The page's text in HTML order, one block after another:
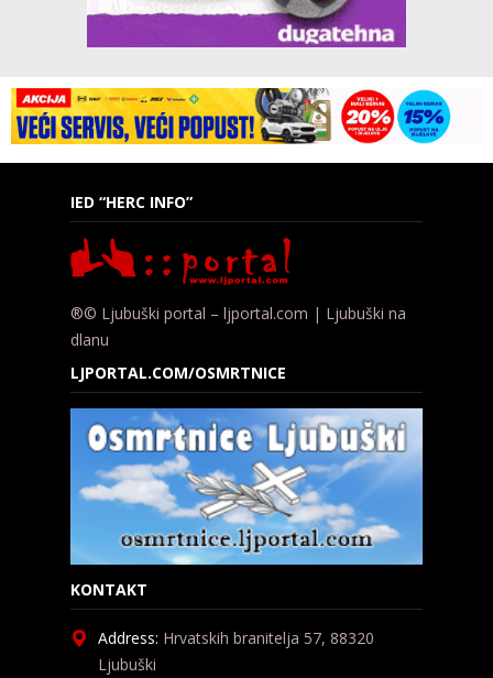
IED “HERC INFO”
®© Ljubuški portal – ljportal.com | Ljubuški na
dlanu
LJPORTAL.COM/OSMRTNICE
KONTAKT
Address: Hrvatskih branitelja 57, 88320
Ljubuški